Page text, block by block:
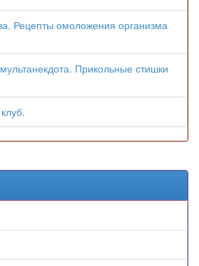
Рецепты омоложения организма
Прикольные стишки